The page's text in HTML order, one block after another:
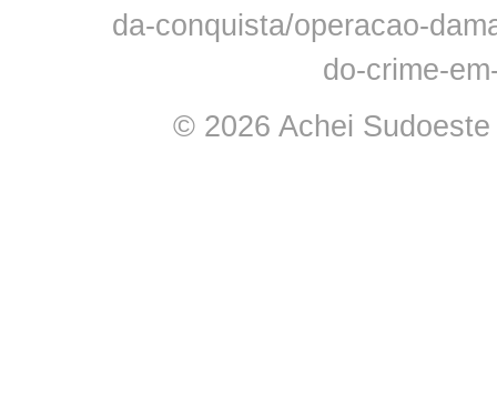
da-conquista/operacao-
do-crime-
© 2026 Achei